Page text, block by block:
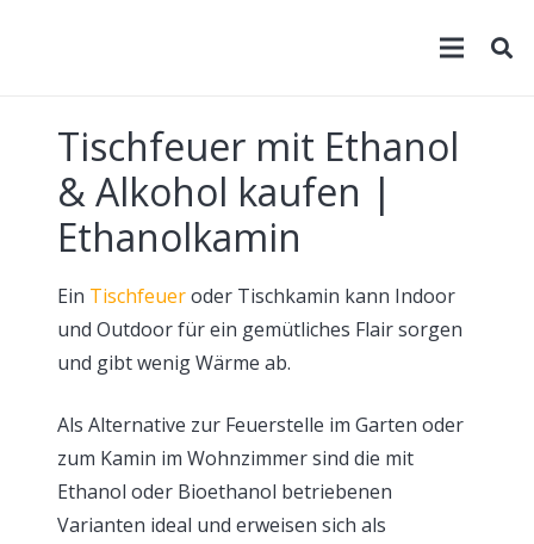
Tischfeuer mit Ethanol
& Alkohol kaufen |
Ethanolkamin
Ein Tischfeueroder Tischkamin kann Indoor
und Outdoor für ein gemütliches Flair sorgen
und gibt wenig Wärme ab.
Als Alternative zur Feuerstelle im Garten oder
zum Kamin im Wohnzimmer sind die mit
Ethanol oder Bioethanol betriebenen
Varianten ideal und erweisen sich als